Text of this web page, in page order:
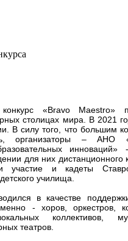
«Bravo Maestro»
столицах мира. В 2021
В силу того, что большим
организаторы – АНО
инноваций»
для них дистанционного
участие и кадеты
училища.
в качестве
- хоров, оркестров,
коллективов,
театров.